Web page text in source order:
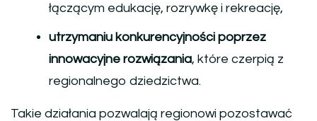
łączącym edukację, rozrywkę i rekreację,
utrzymaniu konkurencyjności poprzez
innowacyjne rozwiązania, które czerpią z
regionalnego dziedzictwa.
Takie działania pozwalają regionowi pozostawać